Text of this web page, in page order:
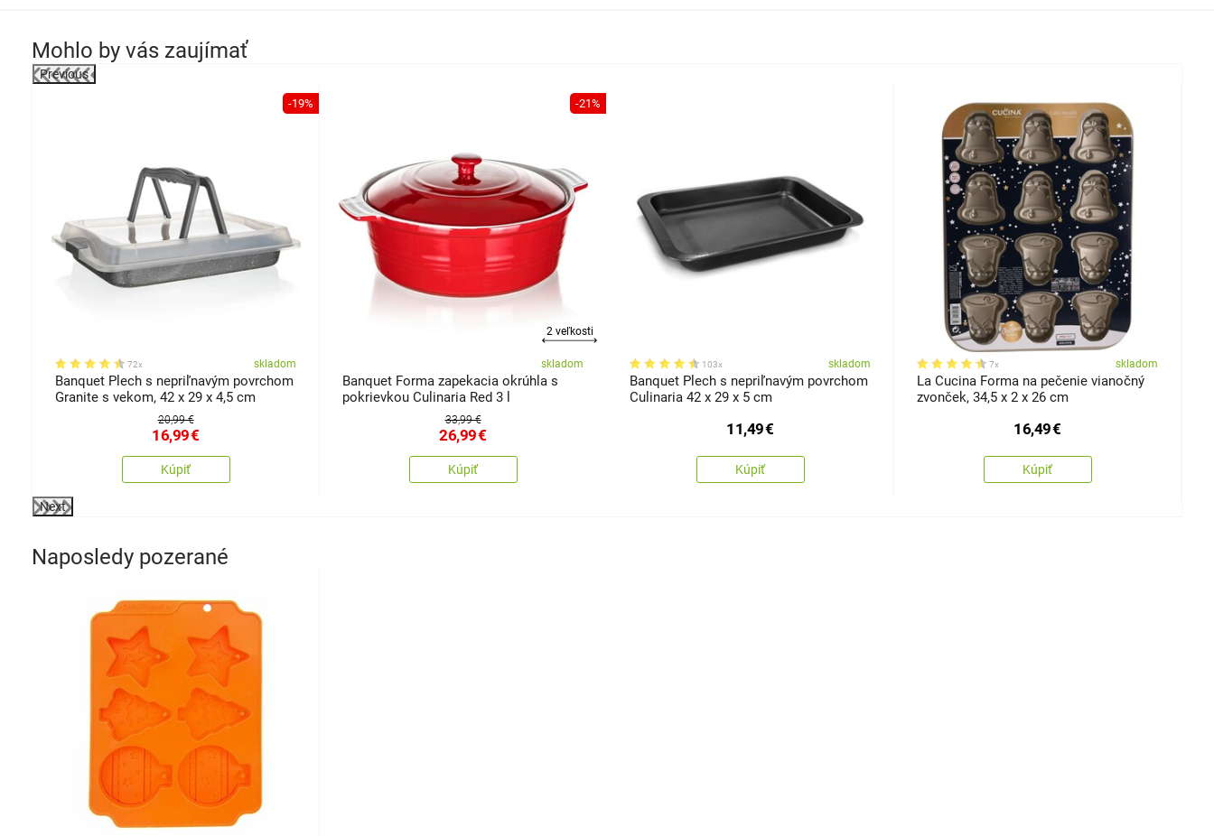
Mohlo by vás zaujímať
Previous
-19%
72x skladom
Banquet Plech s nepriľnavým povrchom
Granite s vekom, 42 x 29 x 4,5 cm
20,99 €
16,99€
Kúpiť
-21%
2 veľkosti
skladom
Banquet Forma zapekacia okrúhla s
pokrievkou Culinaria Red 3 l
33,99 €
26,99€
Kúpiť
103x skladom
Banquet Plech s nepriľnavým povrchom
Culinaria 42 x 29 x 5 cm
11,49€
Kúpiť
7x skladom
La Cucina Forma na pečenie vianočný
zvonček, 34,5 x 2 x 26 cm
16,49€
Kúpiť
Next
Naposledy pozerané